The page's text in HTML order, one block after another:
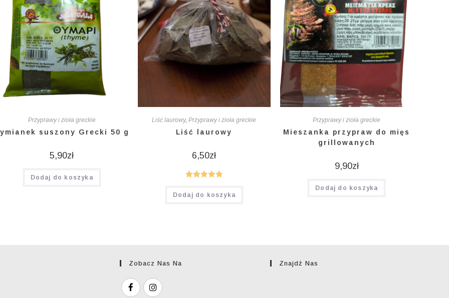
Przyprawy i zioła greckie
suszony Grecki 50 g
5,90zł
Dodaj do koszyka
Liść laurowy,Przyprawy i zioła greckie
Liść laurowy
6,50zł
Oceniono
4.85na 5
Dodaj do koszyka
Przyprawy i zioła greckie
Mieszanka przypraw do mięs
grillowanych
9,90zł
Dodaj do koszyka
Zobacz Nas Na Znajdź Nas